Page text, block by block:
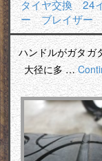
タイヤ交換 24
ー ブレイザ
ハンドルがガタガ
大径に多 …